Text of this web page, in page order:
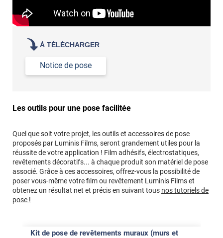
À TÉLÉCHARGER
Notice de pose
Les outils pour une pose facilitée
Quel que soit votre projet, les outils et accessoires de pose
proposés par Luminis Films, seront grandement utiles pour la
réussite de votre application ! Film adhésifs, électrostatiques,
revêtements décoratifs... à chaque produit son matériel de pose
associé. Grâce à ces accessoires, offrez-vous la possibilité de
poser vous-même votre film ou revêtement Luminis Films et
obtenez un résultat net et précis en suivant tous nos tutoriels de
pose !
Kit de pose de revêtements muraux (murs et